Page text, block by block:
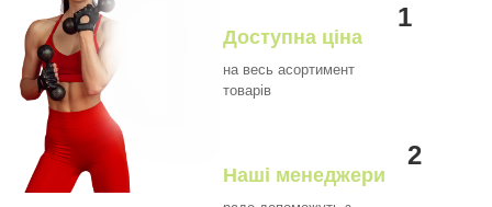
1
Доступна ціна
на весь асортимент
товарів
2
Наші менеджери